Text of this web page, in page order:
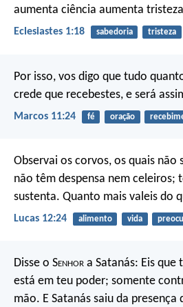
aumenta ciência aumenta
Eclesiastes 1:18 sabedoria tristeza
Por isso, vos digo que tudo
crede que recebestes, e será
Marcos 11:24 fé oração
Observai os corvos, os quais não
não têm despensa nem celeiros;
sustenta. Quanto mais valeis do
Lucas 12:24 alimento vida
Disse o Senhor a Satanás: Eis
está em teu poder; somente
mão. E Satanás saiu da presença